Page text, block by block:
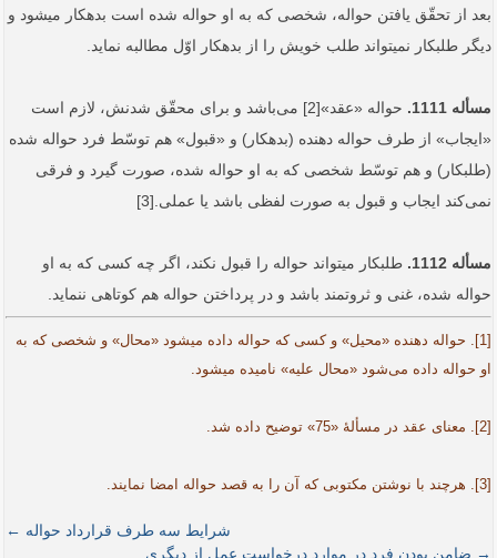
بعد از تحقّق یافتن حواله، شخصی که به او حواله شده است بدهکار می‏شود و
دیگر طلبکار نمی‏تواند طلب خویش را از بدهکار اوّل مطالبه نماید.
مسأله 1111.
حواله «عقد»[2] می‌باشد و برای محقّق شدنش، لازم است
«ایجاب» از طرف حواله دهنده (بدهکار) و «قبول» هم توسّط فرد حواله شده
(طلبکار) و هم توسّط شخصی که به او حواله شده، صورت گیرد و فرقی
نمی‌کند ایجاب و قبول به صورت لفظی باشد یا عملی.[3]
مسأله 1112.
طلبکار می‏تواند حواله را قبول نکند، اگر چه کسی که به او
حواله شده، غنی و ثروتمند باشد و در پرداختن حواله هم کوتاهی ننماید.
[1]. حواله دهنده «محیل» و کسی که حواله داده می­شود «محال» و شخصی که به
او حواله داده می‌شود «محال علیه» نامیده می­شود.
[2]. معنای عقد در مسألۀ «75» توضیح داده شد.
[3]. هرچند با نوشتن مکتوبی که آن را به قصد حواله امضا نمایند.
شرایط سه طرف قرارداد حواله ←
→ ضامن بودن فرد در موارد درخواست عمل از دیگری